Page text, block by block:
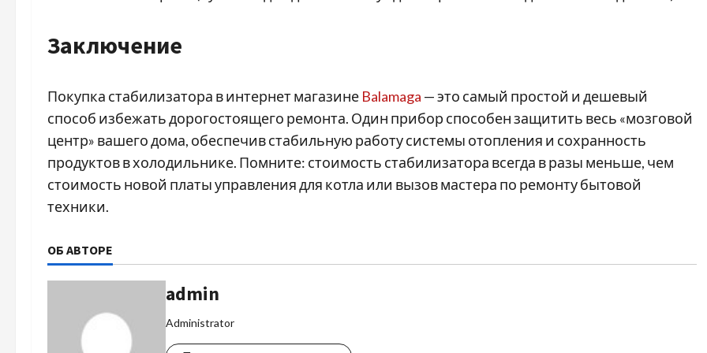
Заключение
Покупка стабилизатора в интернет магазине Balamaga — это самый простой и дешевый
способ избежать дорогостоящего ремонта. Один прибор способен защитить весь «мозговой
центр» вашего дома, обеспечив стабильную работу системы отопления и сохранность
продуктов в холодильнике. Помните: стоимость стабилизатора всегда в разы меньше, чем
стоимость новой платы управления для котла или вызов мастера по ремонту бытовой
техники.
ОБ АВТОРЕ
admin
Administrator